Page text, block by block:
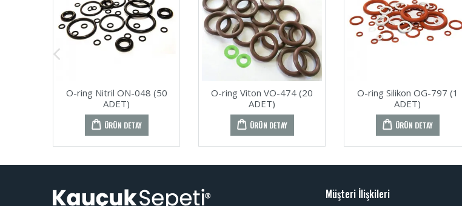
O-ring Nitril ON-048 (50
ADET)
ÜRÜN DETAY
O-ring Viton VO-474 (20
ADET)
ÜRÜN DETAY
O-ring Silikon OG-797 (1
ADET)
ÜRÜN DETAY
Müşteri İlişkileri